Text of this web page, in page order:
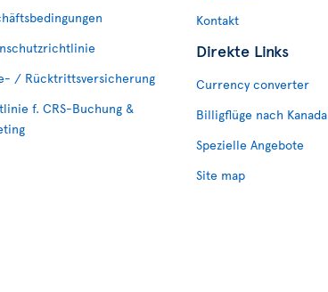
/ Rücktrittsversicherung
f. CRS-Buchung &
Kontakt
Direkte Links
Currency converter
Billigflüge nach Kanada
Spezielle Angebote
Site map